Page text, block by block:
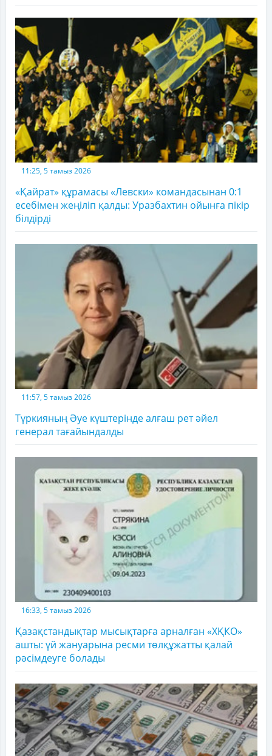
11:25, 5 тамыз 2026
«Қайрат» құрамасы «Левски» командасынан 0:1
есебімен жеңіліп қалды: Уразбахтин ойынға пікір
білдірді
11:57, 5 тамыз 2026
Түркияның Әуе күштерінде алғаш рет әйел
генерал тағайындалды
16:33, 5 тамыз 2026
Қазақстандықтар мысықтарға арналған «ХҚКО»
ашты: үй жануарына ресми төлқұжатты қалай
рәсімдеуге болады